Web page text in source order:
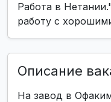
Работа в
работу с
Описание
На завод в